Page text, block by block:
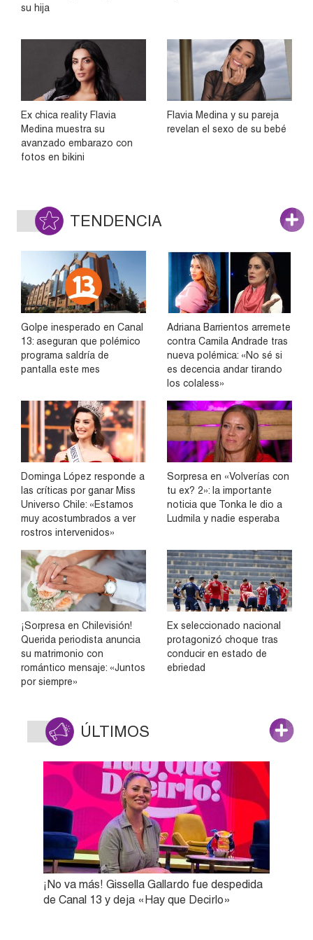
su hija
Ex chica reality Flavia
Medina muestra su
avanzado embarazo con
fotos en bikini
Flavia Medina y su pareja
revelan el sexo de su bebé
TENDENCIA
Golpe inesperado en Canal
13: aseguran que polémico
programa saldría de
pantalla este mes
Adriana Barrientos arremete
contra Camila Andrade tras
nueva polémica: «No sé si
es decencia andar tirando
los colaless»
Dominga López responde a
las críticas por ganar Miss
Universo Chile: «Estamos
muy acostumbrados a ver
rostros intervenidos»
Sorpresa en «Volverías con
tu ex? 2»: la importante
noticia que Tonka le dio a
Ludmila y nadie esperaba
¡Sorpresa en Chilevisión!
Querida periodista anuncia
su matrimonio con
romántico mensaje: «Juntos
por siempre»
Ex seleccionado nacional
protagonizó choque tras
conducir en estado de
ebriedad
ÚLTIMOS
¡No va más! Gissella Gallardo fue despedida
de Canal 13 y deja «Hay que Decirlo»